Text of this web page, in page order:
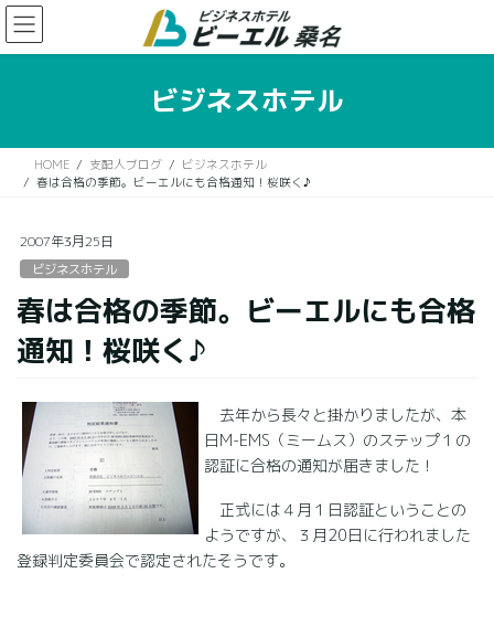
コ
ン
テ
移
ナ
ビ
ゲ
ン
ビジネスホテル
HOME 支配人ブログ
ビジネスホテル
春は合格の季節。ビーエルにも合格通知！桜咲く♪
2007年3月25日
ビジネスホテル
春は合格の季節。ビーエルにも合格
通知！桜咲く♪
去年から長々と掛かりましたが、本
日M-EMS（ミームス）のステップ１の
認証に合格の通知が届きました！
正式には４月１日認証ということの
ようですが、３月20日に行われました
登録判定委員会で認定されたそうです。